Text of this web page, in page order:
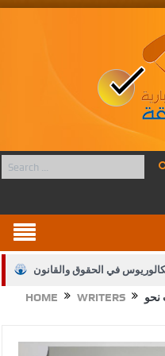
في الحقوق والقانون
التاريخية على المقدساتHOME WRITERS
نحو